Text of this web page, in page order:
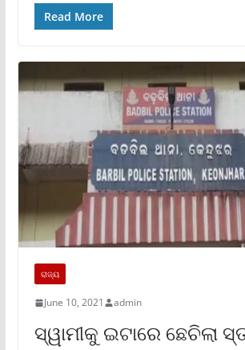
Read More
ରାଜ୍ୟ
June 10, 2021 admin
ସ୍ୱାମୀକୁ ଇଟାରେ ଛେଚିଲା